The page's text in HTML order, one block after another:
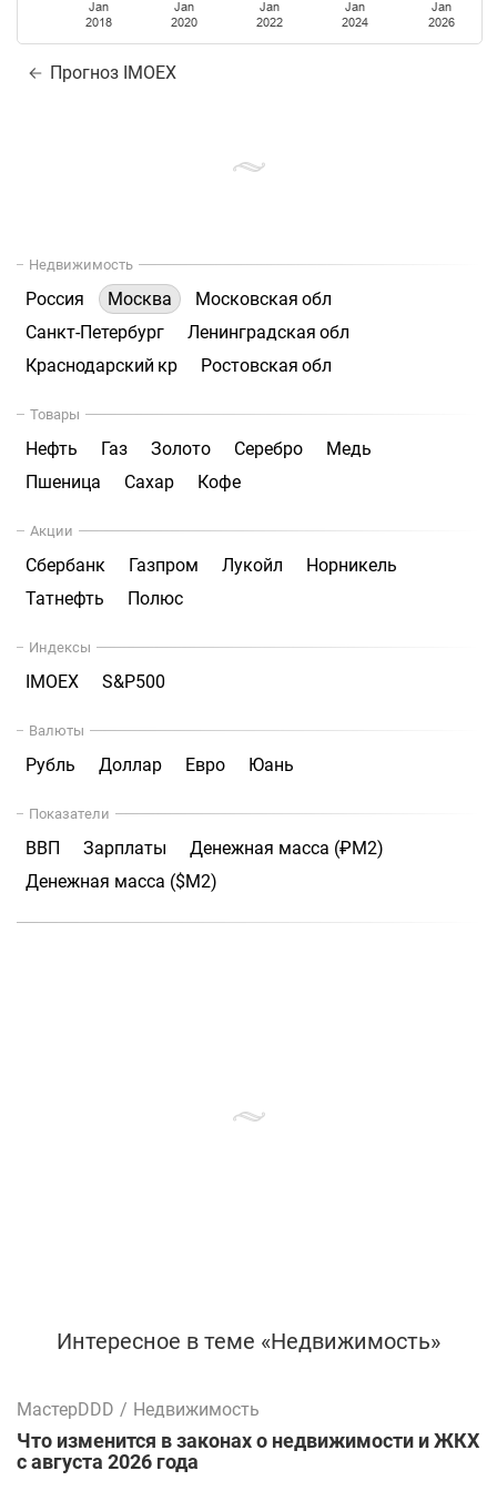
Jan
2018
Jan
2020
Jan
2022
Jan
2024
Jan
2026
Прогноз IMOEX
Недвижимость
Россия Москва
Московская обл
Санкт-Петербург
Ленинградская обл
Краснодарский кр
Ростовская обл
Товары
Нефть Газ Золото Серебро
Медь
Пшеница
Сахар Кофе
Акции
Сбербанк Газпром Лукойл
Норникель
Татнефть
Полюс
Индексы
IMOEX S&P500
Валюты
Рубль Доллар Евро Юань
Показатели
ВВП Зарплаты
Денежная масса (₽М2)
Денежная масса ($М2)
Интересное в теме «Недвижимость»
МастерDDD / Недвижимость
Что изменится в законах о недвижимости и ЖКХ
с августа 2026 года